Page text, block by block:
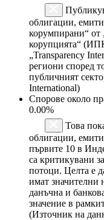
облигации,
корумпирани“ от
корупцията“
„Transparency
региони според
публичният
International)
Спорове около
0.00%
Това
облигации,
първите 10 в
са критикувани
потоци. Целта е
имат значителни
данъчна и
значение в
(Източник на